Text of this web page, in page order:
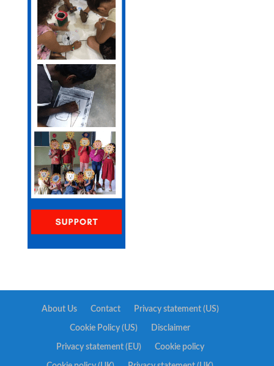
About Us Contact Privacy statement (US)
Cookie Policy (US) Disclaimer
Privacy statement (EU) Cookie policy